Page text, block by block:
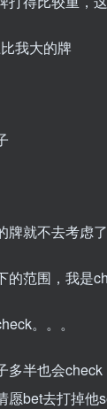
我大的牌
牌就不去考虑了
的范围，我是
。。。
多半也会
愿bet去打掉他